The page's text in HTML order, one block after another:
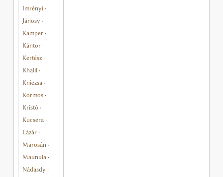
Imrényi·
Jánosy ·
Kamper·
Kántor·
Kertész·
Khalil·
Kniezsa ·
Kormos·
Kristó ·
Kucsera ·
Lázár·
Marosán ·
Maunula ·
Nádasdy ·